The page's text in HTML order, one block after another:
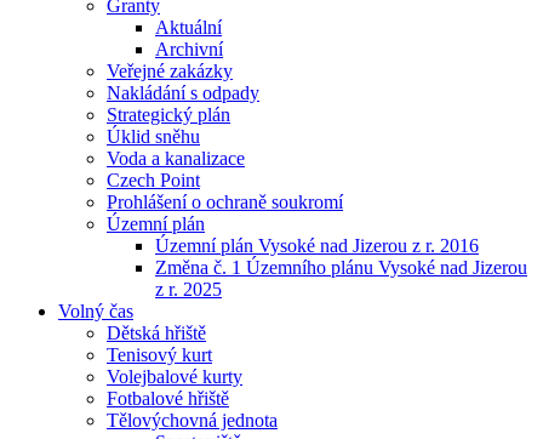
Granty
Aktuální
Archivní
Veřejné zakázky
Nakládání s odpady
Strategický plán
Úklid sněhu
Voda a kanalizace
Czech Point
Prohlášení o ochraně soukromí
Územní plán
Územní plán Vysoké nad Jizerou z r. 2016
Změna č. 1 Územního plánu Vysoké nad Jizerou
z r. 2025
Volný čas
Dětská hřiště
Tenisový kurt
Volejbalové kurty
Fotbalové hřiště
Tělovýchovná jednota